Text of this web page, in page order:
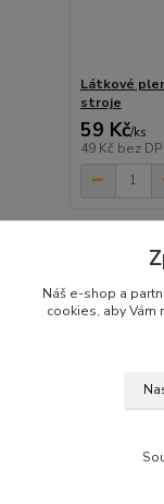
Látkové
stroje
59 Kč/ks
49 Kč bez
Náš e-shop a
cookies, aby Vám